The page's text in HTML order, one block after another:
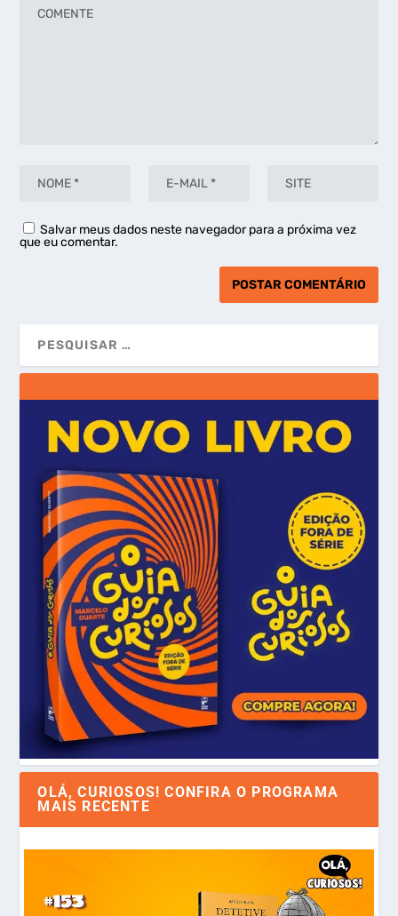
Salvar meus dados neste navegador para a próxima vez
que eu comentar.
OLÁ, CURIOSOS! CONFIRA O PROGRAMA
MAIS RECENTE